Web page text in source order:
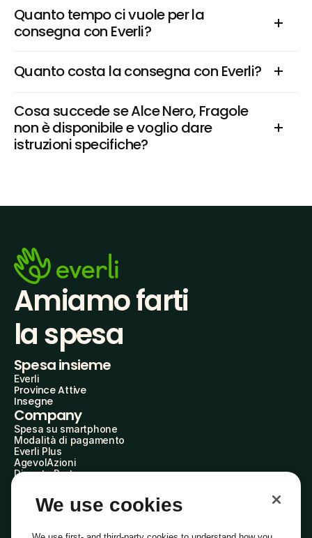
Quanto tempo ci vuole per la
consegna con Everli?
Quanto costa la consegna con Everli?
Cosa succede se Alce Nero, Fragole
non è disponibile e voglio dare
istruzioni specifiche?
Amiamo farti
la spesa
Spesa insieme
Everli
Province Attive
Insegne
Company
Spesa su smartphone
Modalità di pagamento
Everli Plus
AgevolAzioni
Diventa Partner
Everli Shoppers
About Us
Everli News
We use cookies